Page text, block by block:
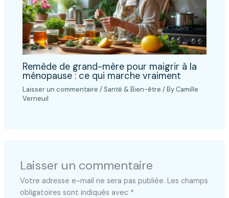
Remède de grand-mère pour maigrir à la
ménopause : ce qui marche vraiment
Laisser un commentaire / Santé & Bien-être / By Camille
Verneuil
Laisser un commentaire
Votre adresse e-mail ne sera pas publiée. Les champs
obligatoires sont indiqués avec *